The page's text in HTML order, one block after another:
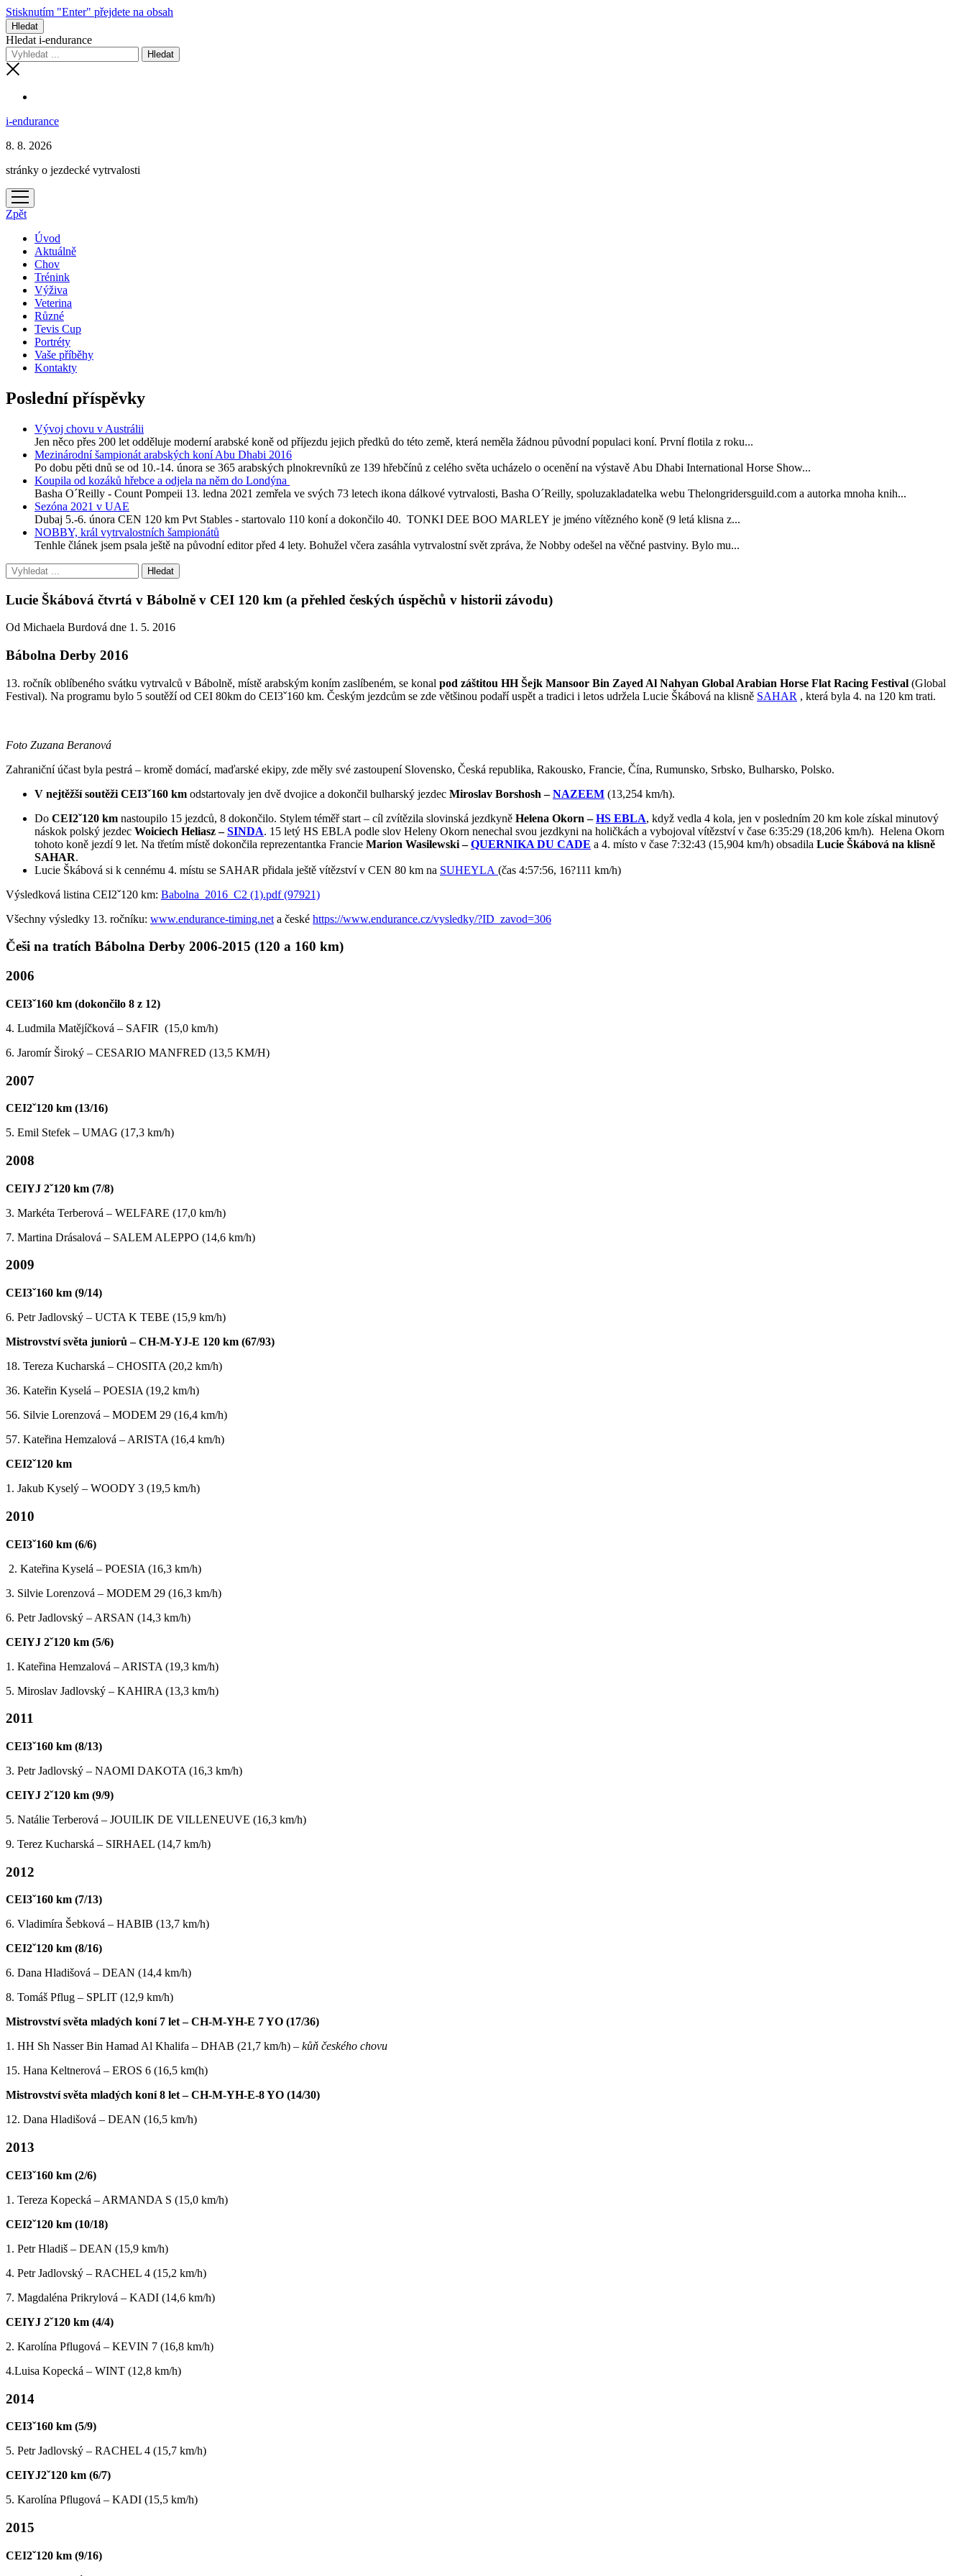
Stisknutím "Enter" přejdete na obsah
Hledat
Hledat i-endurance
i-endurance
8. 8. 2026
stránky o jezdecké vytrvalosti
otevřít
menu
Zpět
Úvod
Aktuálně
Chov
Trénink
Výživa
Veterina
Různé
Tevis Cup
Portréty
Vaše příběhy
Kontakty
Poslední příspěvky
Vývoj chovu v Austrálii
Jen něco přes 200 let odděluje moderní arabské koně od příjezdu jejich předků do této země, která neměla žádnou původní populaci koní. První flotila z roku...
Mezinárodní šampionát arabských koní Abu Dhabi 2016
Po dobu pěti dnů se od 10.-14. února se 365 arabských plnokrevníků ze 139 hřebčínů z celého světa ucházelo o ocenění na výstavě Abu Dhabi International Horse Show...
Koupila od kozáků hřebce a odjela na něm do Londýna
Basha O´Reilly - Count Pompeii 13. ledna 2021 zemřela ve svých 73 letech ikona dálkové vytrvalosti, Basha O´Reilly, spoluzakladatelka webu Thelongridersguild.com a autorka mnoha knih...
Sezóna 2021 v UAE
Dubaj 5.-6. února CEN 120 km Pvt Stables - startovalo 110 koní a dokončilo 40. TONKI DEE BOO MARLEY je jméno vítězného koně (9 letá klisna z...
NOBBY, král vytrvalostních šampionátů
Tenhle článek jsem psala ještě na původní editor před 4 lety. Bohužel včera zasáhla vytrvalostní svět zpráva, že Nobby odešel na věčné pastviny. Bylo mu...
Lucie Škábová čtvrtá v Bábolně v CEI 120 km (a přehled českých úspěchů v historii závodu)
Od Michaela Burdová dne 1. 5. 2016
Bábolna Derby 2016
13. ročník oblíbeného svátku vytrvalců v Bábolně, místě arabským koním zaslíbeném, se konal pod záštitou HH Šejk Mansoor Bin Zayed Al Nahyan Global Arabian Horse Flat Racing Festival (Global
Festival). Na programu bylo 5 soutěží od CEI 80km do CEI3ˇ160 km. Českým jezdcům se zde většinou podaří uspět a tradici i letos udržela Lucie Škábová na klisně SAHAR , která byla 4. na 120 km trati.
Foto Zuzana Beranová
Zahraniční účast byla pestrá – kromě domácí, maďarské ekipy, zde měly své zastoupení Slovensko, Česká republika, Rakousko, Francie, Čína, Rumunsko, Srbsko, Bulharsko, Polsko.
V nejtěžší soutěži CEI3ˇ160 km odstartovaly jen dvě dvojice a dokončil bulharský jezdec Miroslav Borshosh –NAZEEM (13,254 km/h).
Do CEI2ˇ120 km nastoupilo 15 jezdců, 8 dokončilo. Stylem téměř start – cíl zvítězila slovinská jezdkyně Helena Okorn –HS EBLA, když vedla 4 kola, jen v posledním 20 km kole získal minutový
náskok polský jezdec Woiciech Heliasz –SINDA. 15 letý HS EBLA podle slov Heleny Okorn nenechal svou jezdkyni na holičkách a vybojoval vítězství v čase 6:35:29 (18,206 km/h). Helena Okorn
tohoto koně jezdí 9 let. Na třetím místě dokončila reprezentantka Francie Marion Wasilewski –QUERNIKA DU CADE a 4. místo v čase 7:32:43 (15,904 km/h) obsadila Lucie Škábová na klisně
SAHAR.
Lucie Škábová si k cennému 4. místu se SAHAR přidala ještě vítězství v CEN 80 km na SUHEYLA (čas 4:57:56, 16?111 km/h)
Výsledková listina CEI2ˇ120 km: Babolna_2016_C2 (1).pdf (97921)
Všechny výsledky 13. ročníku: www.endurance-timing.net a české https://www.endurance.cz/vysledky/?ID_zavod=306
Češi na tratích Bábolna Derby 2006-2015 (120 a 160 km)
2006
CEI3ˇ160 km (dokončilo 8 z 12)
4. Ludmila Matějíčková – SAFIR (15,0 km/h)
6. Jaromír Široký – CESARIO MANFRED (13,5 KM/H)
2007
CEI2ˇ120 km (13/16)
5. Emil Stefek – UMAG (17,3 km/h)
2008
CEIYJ 2ˇ120 km (7/8)
3. Markéta Terberová – WELFARE (17,0 km/h)
7. Martina Drásalová – SALEM ALEPPO (14,6 km/h)
2009
CEI3ˇ160 km (9/14)
6. Petr Jadlovský – UCTA K TEBE (15,9 km/h)
Mistrovství světa juniorů – CH-M-YJ-E 120 km (67/93)
18. Tereza Kucharská – CHOSITA (20,2 km/h)
36. Kateřin Kyselá – POESIA (19,2 km/h)
56. Silvie Lorenzová – MODEM 29 (16,4 km/h)
57. Kateřina Hemzalová – ARISTA (16,4 km/h)
CEI2ˇ120 km
1. Jakub Kyselý – WOODY 3 (19,5 km/h)
2010
CEI3ˇ160 km (6/6)
2. Kateřina Kyselá – POESIA (16,3 km/h)
3. Silvie Lorenzová – MODEM 29 (16,3 km/h)
6. Petr Jadlovský – ARSAN (14,3 km/h)
CEIYJ 2ˇ120 km (5/6)
1. Kateřina Hemzalová – ARISTA (19,3 km/h)
5. Miroslav Jadlovský – KAHIRA (13,3 km/h)
2011
CEI3ˇ160 km (8/13)
3. Petr Jadlovský – NAOMI DAKOTA (16,3 km/h)
CEIYJ 2ˇ120 km (9/9)
5. Natálie Terberová – JOUILIK DE VILLENEUVE (16,3 km/h)
9. Terez Kucharská – SIRHAEL (14,7 km/h)
2012
CEI3ˇ160 km (7/13)
6. Vladimíra Šebková – HABIB (13,7 km/h)
CEI2ˇ120 km (8/16)
6. Dana Hladišová – DEAN (14,4 km/h)
8. Tomáš Pflug – SPLIT (12,9 km/h)
Mistrovství světa mladých koní 7 let – CH-M-YH-E 7 YO (17/36)
1. HH Sh Nasser Bin Hamad Al Khalifa – DHAB (21,7 km/h) – kůň českého chovu
15. Hana Keltnerová – EROS 6 (16,5 km(h)
Mistrovství světa mladých koní 8 let – CH-M-YH-E-8 YO (14/30)
12. Dana Hladišová – DEAN (16,5 km/h)
2013
CEI3ˇ160 km (2/6)
1. Tereza Kopecká – ARMANDA S (15,0 km/h)
CEI2ˇ120 km (10/18)
1. Petr Hladiš – DEAN (15,9 km/h)
4. Petr Jadlovský – RACHEL 4 (15,2 km/h)
7. Magdaléna Prikrylová – KADI (14,6 km/h)
CEIYJ 2ˇ120 km (4/4)
2. Karolína Pflugová – KEVIN 7 (16,8 km/h)
4.Luisa Kopecká – WINT (12,8 km/h)
2014
CEI3ˇ160 km (5/9)
5. Petr Jadlovský – RACHEL 4 (15,7 km/h)
CEIYJ2ˇ120 km (6/7)
5. Karolína Pflugová – KADI (15,5 km/h)
2015
CEI2ˇ120 km (9/16)